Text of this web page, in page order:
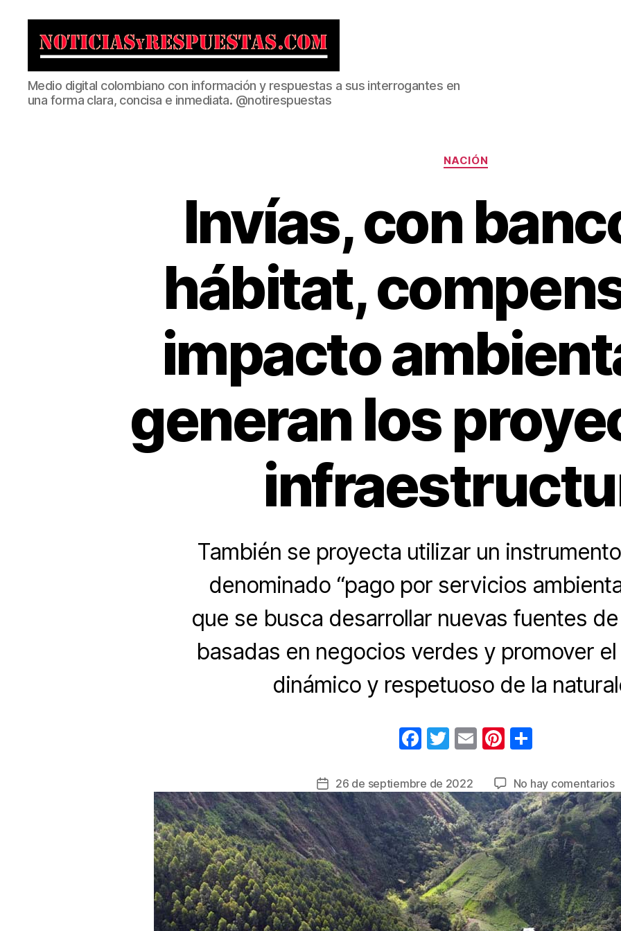
Noticias
y
Respuestas
Medio digital colombiano con información y respuestas a sus interrogantes en
una forma clara, concisa e inmediata. @notirespuestas
Categorías
NACIÓN
Invías, con
hábitat,
impacto
generan los
También se proyecta utilizar un
denominado “pago por servicios
que se busca desarrollar nuevas fuentes
basadas en negocios verdes y promover
dinámico y respetuoso de la
F
c
e
b
o
o
k
T
tt
er
E
ail
Pi
er
e
st
m
p
ar
tir
Fecha
de
la
entrada
26 de septiembre de 2022 No hay comentarios